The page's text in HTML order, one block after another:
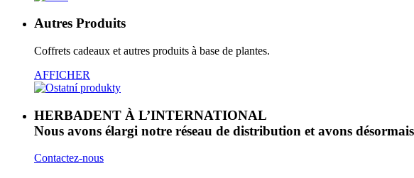
Autres Produits
Coffrets cadeaux et autres produits à base de plantes.
AFFICHER
HERBADENT À L’INTERNATIONAL
Nous avons élargi notre réseau de distribution et avons
Contactez-nous